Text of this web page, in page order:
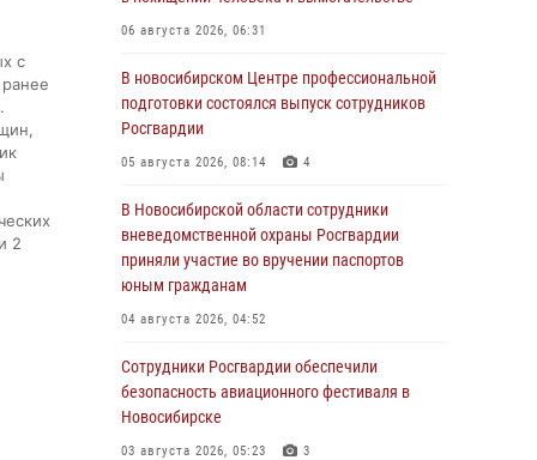
с
2
06 августа 2026, 06:31
В новосибирском Центре профессиональной
подготовки состоялся выпуск сотрудников
Росгвардии
05 августа 2026, 08:14 4
В Новосибирской области сотрудники
вневедомственной охраны Росгвардии
приняли участие во вручении паспортов
юным гражданам
04 августа 2026, 04:52
Сотрудники Росгвардии обеспечили
безопасность авиационного фестиваля в
Новосибирске
03 августа 2026, 05:23 3